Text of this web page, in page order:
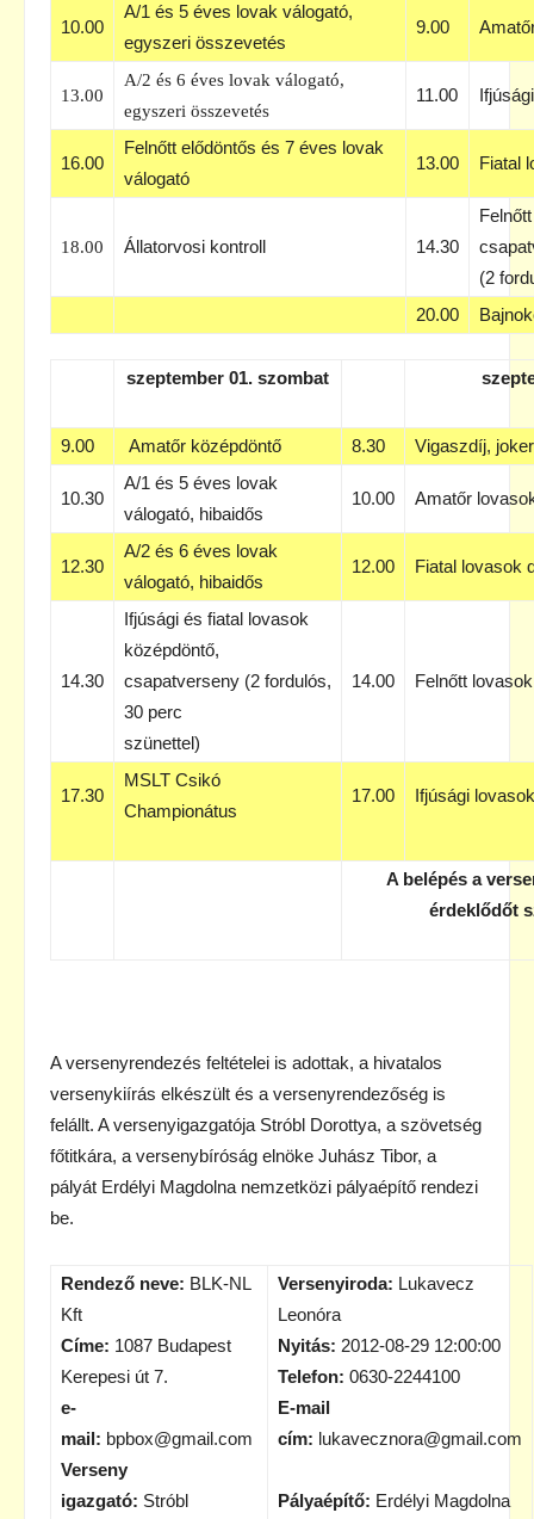
10.00
A/1 és 5 éves lovak válogató,
egyszeri összevetés
9.00
13.00
A/2 és 6 éves lovak válogató,
egyszeri összevetés
11.00
16.00
Felnőtt elődöntős és 7 éves lovak
válogató
13.00 Fiatal
18.00 Állatorvosi kontroll 14.30
(2
20.00
szeptember 01. szombat
9.00 Amatőr középdöntő 8.30 Vigaszdíj,
10.30
A/1 és 5 éves lovak
válogató, hibaidős
10.00 Amatőr
12.30
A/2 és 6 éves lovak
válogató, hibaidős
12.00 Fiatal lovasok
14.30
Ifjúsági és fiatal lovasok
középdöntő,
csapatverseny (2 fordulós,
30 perc
szünettel)
14.00 Felnőtt
17.30
MSLT Csikó
Championátus
17.00 Ifjúsági
A belépés a
érdeklődőt
A versenyrendezés feltételei is adottak, a hivatalos
versenykiírás elkészült és a versenyrendezőség is
felállt. A versenyigazgatója Stróbl Dorottya, a szövetség
főtitkára, a versenybíróság elnöke Juhász Tibor, a
pályát Erdélyi Magdolna nemzetközi pályaépítő rendezi
be.
Rendező neve: BLK-NL
Kft
Címe: 1087 Budapest
Kerepesi út 7.
e-
mail: bpbox@gmail.com
Verseny
igazgató: Stróbl
Versenyiroda: Lukavecz
Leonóra
Nyitás: 2012-08-29 12:00:00
Telefon: 0630-2244100
E-mail
cím: lukavecznora@gmail.com
Pályaépítő: Erdélyi Magdolna